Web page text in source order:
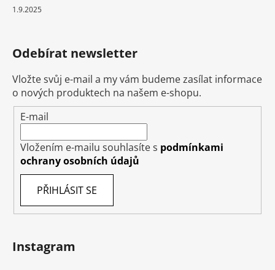
1.9.2025
Odebírat newsletter
Vložte svůj e-mail a my vám budeme zasílat informace
o nových produktech na našem e-shopu.
E-mail
Vložením e-mailu souhlasíte s podmínkami
ochrany osobních údajů
PŘIHLÁSIT SE
Instagram